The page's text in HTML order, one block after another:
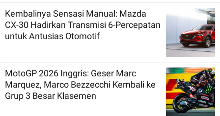
Kembalinya Sensasi Manual: Mazda
CX-30 Hadirkan Transmisi 6-Percepatan
untuk Antusias Otomotif
MotoGP 2026 Inggris: Geser Marc
Marquez, Marco Bezzecchi Kembali ke
Grup 3 Besar Klasemen